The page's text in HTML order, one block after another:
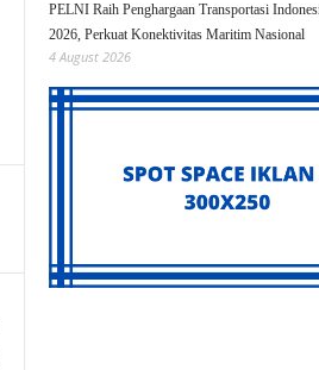
PELNI Raih Penghargaan Transportasi
2026, Perkuat Konektivitas Maritim Nasional
4 August 2026